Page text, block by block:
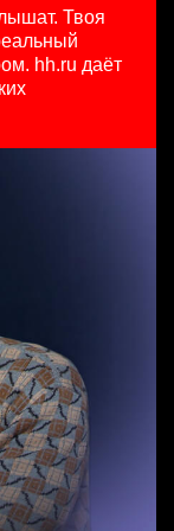
Твоя
hh.ru даёт